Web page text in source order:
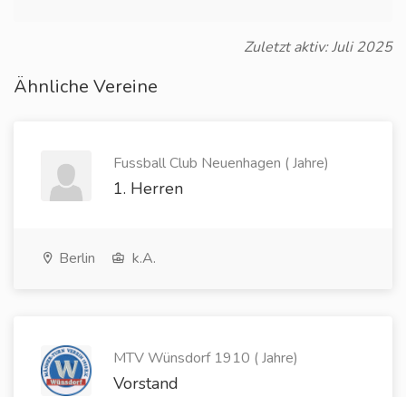
Zuletzt aktiv: Juli 2025
Ähnliche Vereine
Fussball Club Neuenhagen ( Jahre)
1. Herren
Berlin k.A.
MTV Wünsdorf 1910 ( Jahre)
Vorstand